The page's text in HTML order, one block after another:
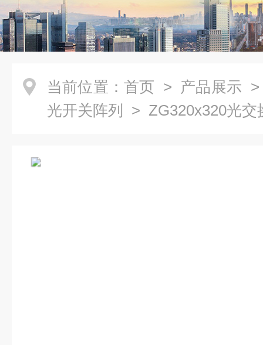
当前位置： 首页 > 产品展示
光开关阵列
> ZG320x320光交